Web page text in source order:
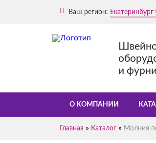
Ваш регион: Екатеринбург
и
О КОМПАНИИ
Главная » Каталог » Молния